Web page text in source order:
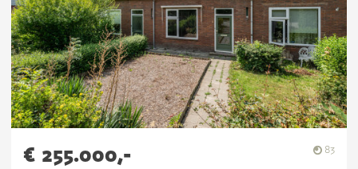
€ 255.000,- 83